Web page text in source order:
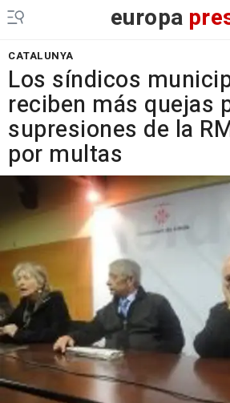
europa
CATALUNYA
Los síndicos
reciben más quejas
supresiones de la
por multas